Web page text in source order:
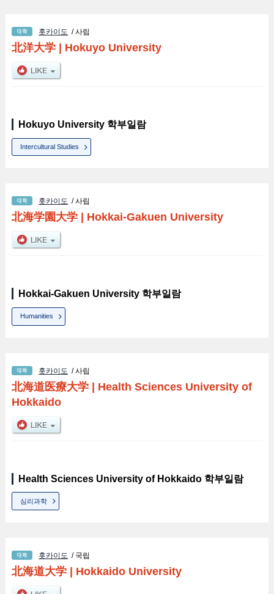
홋카이도 / 사립
北洋大学| Hokuyo University
Hokuyo University 학부일람
Intercultural Studies
홋카이도 / 사립
北海学園大学| Hokkai-Gakuen University
Hokkai-Gakuen University 학부일람
Humanities
홋카이도 / 사립
北海道医療大学| Health Sciences University of
Hokkaido
Health Sciences University of Hokkaido 학부일람
심리과학
홋카이도 / 국립
北海道大学| Hokkaido University